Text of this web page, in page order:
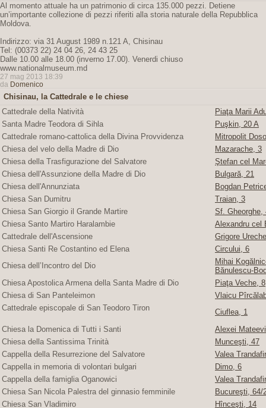
Al momento attuale ha un patrimonio di circa 135.000 pezzi. Detiene
un’importante collezione di pezzi riferiti alla storia naturale della Repubblica
Moldova.
Indirizzo: via 31 August 1989 n.121 A, Chisinau
Tel: (00373 22) 24 04 26, 24 43 25
Dalle 10.00 alle 18.00 (inverno 17.00). Venerdi chiuso
www.nationalmuseum.md
27 mag 2013 18:39
da Domenico
Chisinau, la Cattedrale e le chiese
Cattedrale della Natività
Piaţa Marii
Santa Madre Teodora di Sihla
Puşkin, 20 A
Cattedrale romano-cattolica della Divina Provvidenza
Mitropolit
Chiesa del velo della Madre di Dio
Mazarache, 3
Chiesa della Trasfigurazione del Salvatore
Ştefan cel
Chiesa dell'Assunzione della Madre di Dio
Bulgară, 21
Chiesa dell'Annunziata
Bogdan
Chiesa San Dumitru
Traian, 3
Chiesa San Giorgio il Grande Martire
Sf. Gheorghe,
Chiesa Santo Martiro Haralambie
Alexandru cel
Cattedrale dell'Ascensione
Grigore
Chiesa Santi Re Costantino ed Elena
Circului, 6
Chiesa dell’Incontro del Dio
Mihai
Bănulescu-
Chiesa Apostolica Armena della Santa Madre di Dio
Piaţa Veche, 8
Chiesa di San Panteleimon
Vlaicu
Cattedrale episcopale di San Teodoro Tiron
Ciuflea, 1
Chiesa la Domenica di Tutti i Santi
Alexei
Chiesa della Santissima Trinità
Munceşti, 47
Cappella della Resurrezione del Salvatore
Valea
Cappella in memoria di volontari bulgari
Dimo, 6
Cappella della famiglia Oganowici
Valea
Chiesa San Nicola Palestra del ginnasio femminile
Bucureşti, 64/
Chiesa San Vladimiro
Hînceşti, 14